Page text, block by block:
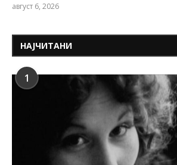
август 6, 2026
НАЈЧИТАНИ
1